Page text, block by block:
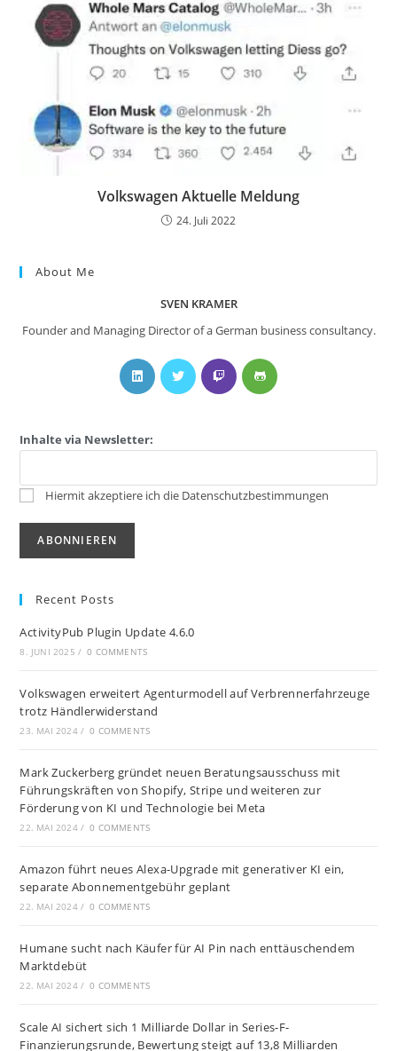
Volkswagen Aktuelle Meldung
24. Juli 2022
About Me
SVEN KRAMER
Founder and Managing Director of a German business consultancy.
Inhalte via Newsletter:
Hiermit akzeptiere ich die Datenschutzbestimmungen
Recent Posts
ActivityPub Plugin Update 4.6.0
8. JUNI 2025 / 0 COMMENTS
Volkswagen erweitert Agenturmodell auf Verbrennerfahrzeuge
trotz Händlerwiderstand
23. MAI 2024 / 0 COMMENTS
Mark Zuckerberg gründet neuen Beratungsausschuss mit
Führungskräften von Shopify, Stripe und weiteren zur
Förderung von KI und Technologie bei Meta
22. MAI 2024 / 0 COMMENTS
Amazon führt neues Alexa-Upgrade mit generativer KI ein,
separate Abonnementgebühr geplant
22. MAI 2024 / 0 COMMENTS
Humane sucht nach Käufer für AI Pin nach enttäuschendem
Marktdebüt
22. MAI 2024 / 0 COMMENTS
Scale AI sichert sich 1 Milliarde Dollar in Series-F-
Finanzierungsrunde, Bewertung steigt auf 13,8 Milliarden